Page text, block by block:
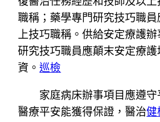
職稱；藥學專門研究技巧職
上技巧職稱。供給安定療護
研究技巧職員應顛末安定療
資。巡檢
家庭病床辦事項目應遵守
醫療平安能獲得保證，醫治健